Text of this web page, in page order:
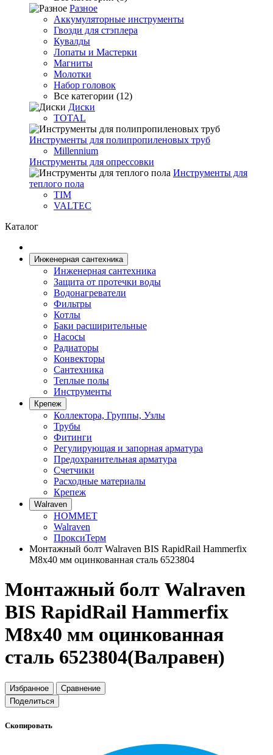
Разное
Аккумуляторные инструменты
Гвозди для стэплера
Кувалды
Лопаты и Мастерки
Магниты
Молотки
Набор головок
Все категории (12)
Диски
TOTAL
Инструменты для полипропиленовых труб
Millennium
Инструменты для опрессовки
Инструменты для
теплого пола
TIM
VALTEC
Каталог
Инженерная сантехника
Инженерная сантехника
Защита от протечки воды
Водонагреватели
Фильтры
Котлы
Баки расширительные
Насосы
Радиаторы
Конвекторы
Сантехника
Теплые полы
Инструменты
Крепеж
Коллектора, Группы, Узлы
Трубы
Фитинги
Регулирующая и запорная арматура
Предохранительная арматура
Счетчики
Расходные материалы
Крепеж
Walraven
HOMMET
Walraven
ПроксиТерм
Монтажный болт Walraven BIS RapidRail Hammerfix
M8x40 мм оцинкованная сталь 6523804
Монтажный болт Walraven
BIS RapidRail Hammerfix
M8x40 мм оцинкованная
сталь 6523804(Валравен)
Избранное
Сравнение
Поделиться
Скопировать